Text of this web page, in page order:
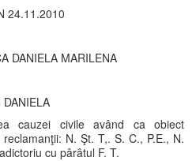
24.11.2010
DANIELA MARILENA
cauzei civile având ca obiect
N. Şt. T,. S. C., P.E., N.
cu pârâtul F. T.